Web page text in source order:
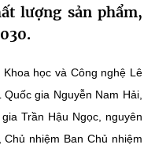
VBQPPL
lượng sản phẩm,
học và Công nghệ Lê
gia Nguyễn Nam Hải,
Trần Hậu Ngọc, nguyên
nhiệm Ban Chủ nhiệm